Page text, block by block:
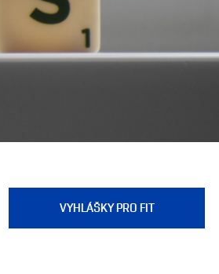
VYHLÁŠKY PRO FIT